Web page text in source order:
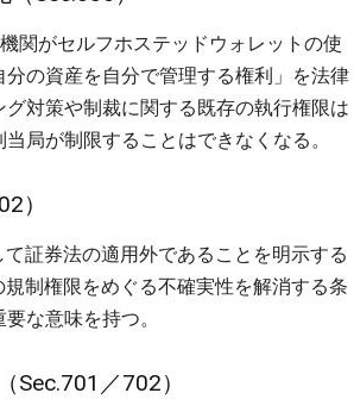
関がセルフホステッドウォレットの使
の資産を自分で管理する権利」を法律
対策や制裁に関する既存の執行権限は
局が制限することはできなくなる。
）
証券法の適用外であることを明示する
制権限をめぐる不確実性を解消する条
な意味を持つ。
／702）